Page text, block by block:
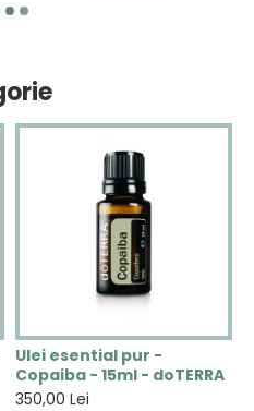
Ulei esential pur -
Copaiba - 15ml - doTERRA
350,00 Lei